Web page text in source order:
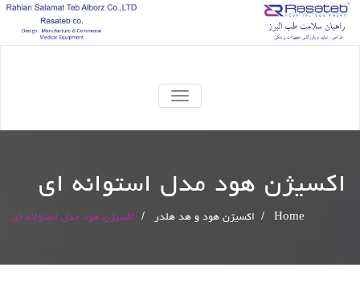
TOGGLE
NAVIGATION
اکسیژن هود مدل استوانه ای
Home
/ اکسیژن هود و هد هلدر / اکسیژن هود مدل استوانه ای